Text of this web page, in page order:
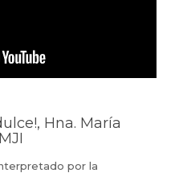
Hna. María
por la